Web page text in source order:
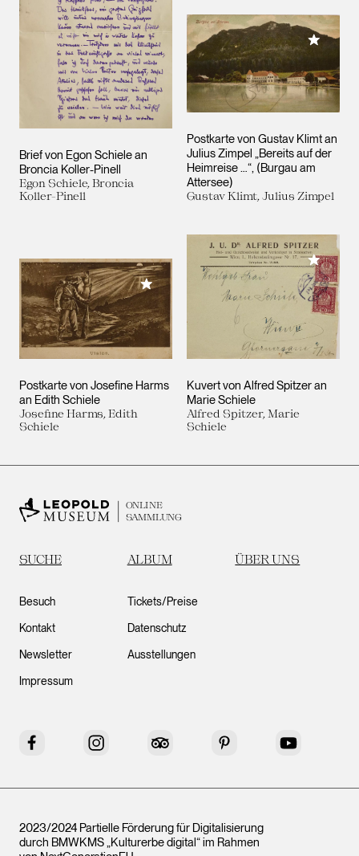
Brief von Egon Schiele an
Broncia Koller-Pinell
Egon Schiele, Broncia
Koller-Pinell
Postkarte von Gustav Klimt an
Julius Zimpel „Bereits auf der
Heimreise …“, (Burgau am
Attersee)
Gustav Klimt, Julius Zimpel
Meiner
Postkarte von Josefine Harms
an Edith Schiele
Josefine Harms, Edith
Schiele
Meiner Sammlung hinzufügen
Kuvert von Alfred Spitzer an
Marie Schiele
Alfred Spitzer, Marie
Schiele
Meiner
ONLINE
SAMMLUNG
SUCHE ALBUM ÜBER UNS
Besuch
Kontakt
Newsletter
Impressum
Tickets/Preise
Datenschutz
Ausstellungen
Facebook Instagram Tripadvisor Pinterest YouTube
2023/2024 Partielle Förderung für Digitalisierung
durch BMWKMS „Kulturerbe digital“ im Rahmen